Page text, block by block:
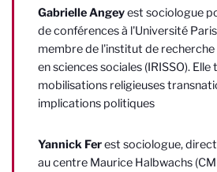
Gabrielle Angeyest sociologue
de conférences à l'Université
membre de l'institut de
en sciences sociales (IRISSO).
mobilisations religieuses
implications politiques
Yannick Ferest sociologue,
au centre Maurice Halbwachs